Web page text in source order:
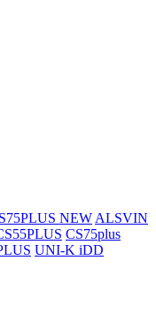
NEW ALSVIN
CS75plus
UNI-K iDD